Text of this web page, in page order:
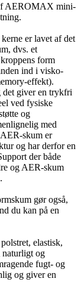
AEROMAX mini-
er lavet af det
dvs. et
form
ind i visko-
effekt).
det giver en trykfri
ved fysiske
og
med
skum er
og har derfor en
der både
og AER-skum
gør også,
du kan på en
elastisk,
naturligt og
fugt- og
og giver en